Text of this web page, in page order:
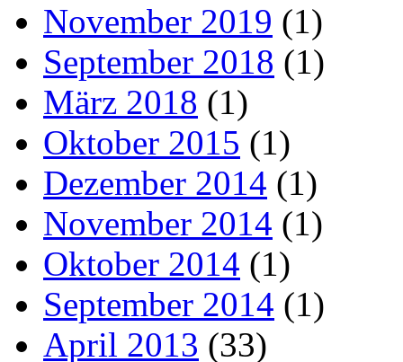
November 2019 (1)
September 2018 (1)
März 2018 (1)
Oktober 2015 (1)
Dezember 2014 (1)
November 2014 (1)
Oktober 2014 (1)
September 2014 (1)
April 2013 (33)